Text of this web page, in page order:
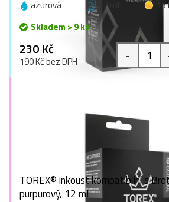
azurová 12 ml
Skladem > 9 ks
230 Kč
190 Kč bez DPH -
TOREX® inkoust kompatibilní s
purpurový, 12 ml